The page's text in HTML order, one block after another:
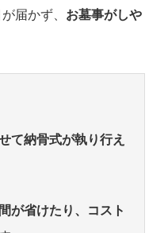
届かず、 お墓事がしや
て納骨式が執り行え
が省けたり、コスト